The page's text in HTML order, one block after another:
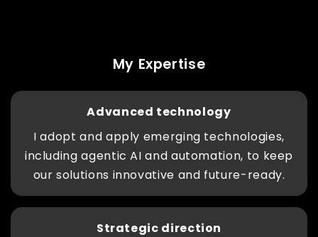
My Expertise
Advanced technology
I adopt and apply emerging technologies,
including agentic AI and automation, to keep
our solutions innovative and future-ready.
Strategic direction